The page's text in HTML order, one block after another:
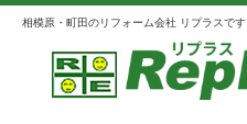
ホーム
相模原・町田のリフォーム会社 リプラスです